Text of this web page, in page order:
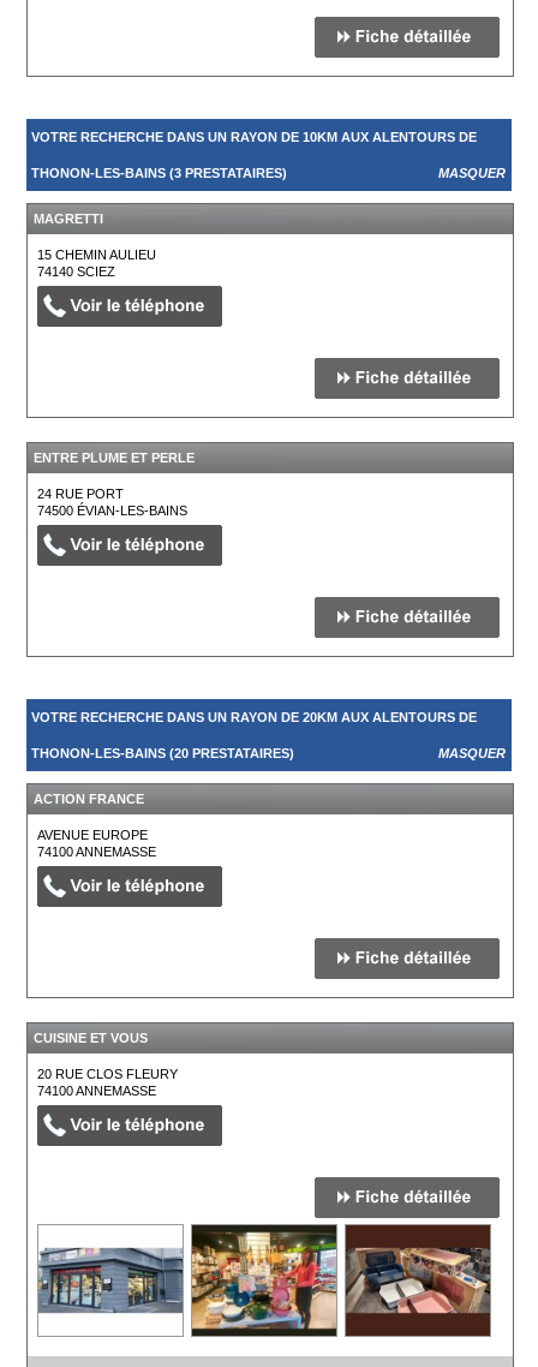
VOTRE RECHERCHE DANS UN RAYON DE 10KM AUX ALENTOURS DE
THONON-LES-BAINS (3 PRESTATAIRES) MASQUER
MAGRETTI
15 CHEMIN AULIEU
74140SCIEZ
ENTRE PLUME ET PERLE
24 RUE PORT
74500ÉVIAN-LES-BAINS
VOTRE RECHERCHE DANS UN RAYON DE 20KM AUX ALENTOURS DE
THONON-LES-BAINS (20 PRESTATAIRES) MASQUER
ACTION FRANCE
AVENUE EUROPE
74100ANNEMASSE
CUISINE ET VOUS
20 RUE CLOS FLEURY
74100ANNEMASSE